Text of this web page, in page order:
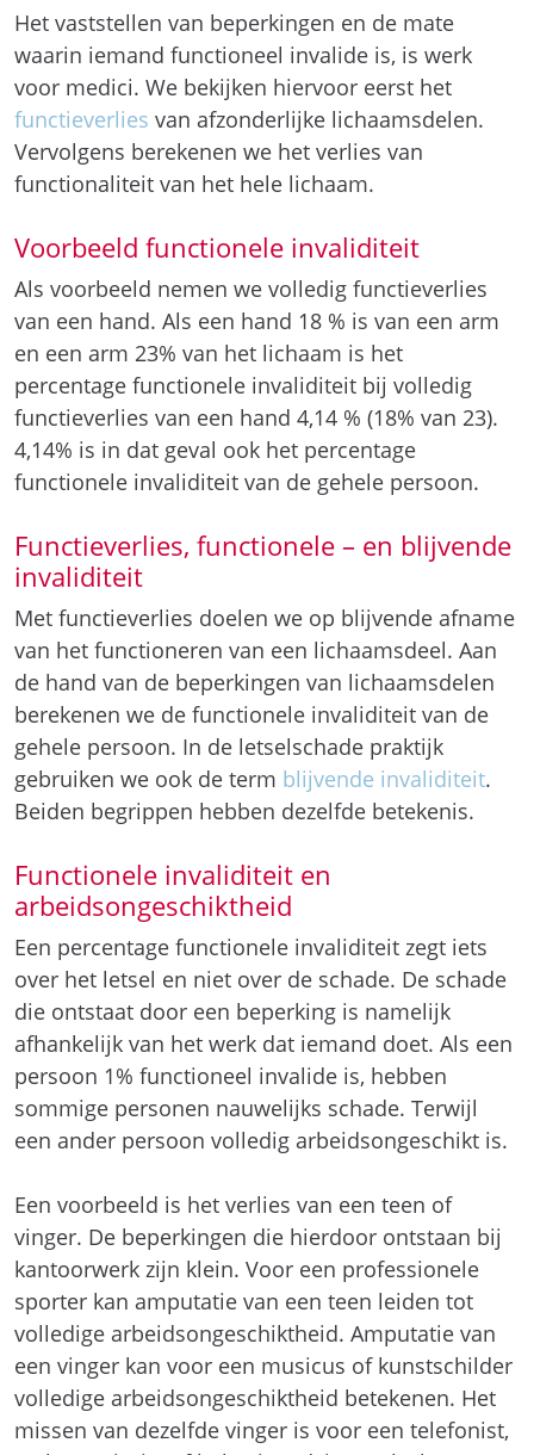
Het vaststellen van beperkingen en de mate
waarin iemand functioneel invalide is, is werk
voor medici. We bekijken hiervoor eerst het
functieverlies van afzonderlijke lichaamsdelen.
Vervolgens berekenen we het verlies van
functionaliteit van het hele lichaam.
Voorbeeld functionele invaliditeit
Als voorbeeld nemen we volledig functieverlies
van een hand. Als een hand 18 % is van een arm
en een arm 23% van het lichaam is het
percentage functionele invaliditeit bij volledig
functieverlies van een hand 4,14 % (18% van 23).
4,14% is in dat geval ook het percentage
functionele invaliditeit van de gehele persoon.
Functieverlies, functionele – en blijvende
invaliditeit
Met functieverlies doelen we op blijvende afname
van het functioneren van een lichaamsdeel. Aan
de hand van de beperkingen van lichaamsdelen
berekenen we de functionele invaliditeit van de
gehele persoon. In de letselschade praktijk
gebruiken we ook de term blijvende invaliditeit.
Beiden begrippen hebben dezelfde betekenis.
Functionele invaliditeit en
arbeidsongeschiktheid
Een percentage functionele invaliditeit zegt iets
over het letsel en niet over de schade. De schade
die ontstaat door een beperking is namelijk
afhankelijk van het werk dat iemand doet. Als een
persoon 1% functioneel invalide is, hebben
sommige personen nauwelijks schade. Terwijl
een ander persoon volledig arbeidsongeschikt is.
Een voorbeeld is het verlies van een teen of
vinger. De beperkingen die hierdoor ontstaan bij
kantoorwerk zijn klein. Voor een professionele
sporter kan amputatie van een teen leiden tot
volledige arbeidsongeschiktheid. Amputatie van
een vinger kan voor een musicus of kunstschilder
volledige arbeidsongeschiktheid betekenen. Het
missen van dezelfde vinger is voor een telefonist,